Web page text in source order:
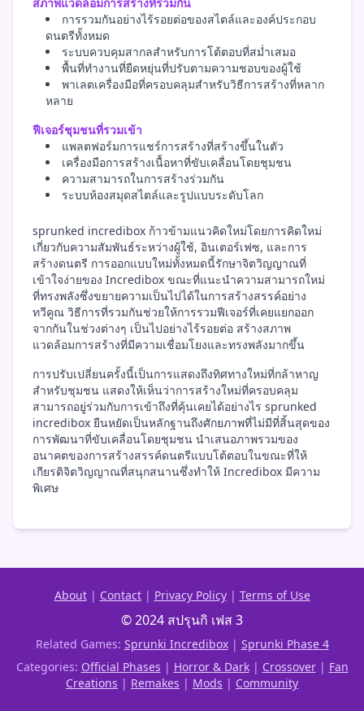
การรวมกันอย่างไร้รอยต่อของสไตล์และองค์ประกอบ
ดนตรีทั้งหมด
ระบบควบคุมสากลสำหรับการโต้ตอบที่สม่ำเสมอ
พื้นที่ทำงานที่ยืดหยุ่นที่ปรับตามความชอบของผู้ใช้
พาเลตเครื่องมือที่ครอบคลุมสำหรับวิธีการสร้างที่หลาก
หลาย
ฟีเจอร์ชุมชนที่รวมเข้า
แพลตฟอร์มการแชร์การสร้างที่สร้างขึ้นในตัว
เครื่องมือการสร้างเนื้อหาที่ขับเคลื่อนโดยชุมชน
ความสามารถในการสร้างร่วมกัน
ระบบห้องสมุดสไตล์และรูปแบบระดับโลก
sprunked incredibox ก้าวข้ามแนวคิดใหม่โดยการคิดใหม่
เกี่ยวกับความสัมพันธ์ระหว่างผู้ใช้, อินเตอร์เฟซ, และการ
สร้างดนตรี การออกแบบใหม่ทั้งหมดนี้รักษาจิตวิญญาณที่
เข้าใจง่ายของ Incredibox ขณะที่แนะนำความสามารถใหม่
ที่ทรงพลังซึ่งขยายความเป็นไปได้ในการสร้างสรรค์อย่าง
ทวีคูณ วิธีการที่รวมกันช่วยให้การรวมฟีเจอร์ที่เคยแยกออก
จากกันในช่วงต่างๆ เป็นไปอย่างไร้รอยต่อ สร้างสภาพ
แวดล้อมการสร้างที่มีความเชื่อมโยงและทรงพลังมากขึ้น
การปรับเปลี่ยนครั้งนี้เป็นการแสดงถึงทิศทางใหม่ที่กล้าหาญ
สำหรับชุมชน แสดงให้เห็นว่าการสร้างใหม่ที่ครอบคลุม
สามารถอยู่ร่วมกับการเข้าถึงที่คุ้นเคยได้อย่างไร sprunked
incredibox ยืนหยัดเป็นหลักฐานถึงศักยภาพที่ไม่มีที่สิ้นสุดของ
การพัฒนาที่ขับเคลื่อนโดยชุมชน นำเสนอภาพรวมของ
อนาคตของการสร้างสรรค์ดนตรีแบบโต้ตอบในขณะที่ให้
เกียรติจิตวิญญาณที่สนุกสนานซึ่งทำให้ Incredibox มีความ
พิเศษ
About| Contact| Privacy Policy| Terms of Use
© 2024 สปรุนกิ เฟส 3
Related Games: Sprunki Incredibox| Sprunki Phase 4
Categories: Official Phases | Horror & Dark| Crossover| Fan
Creations | Remakes | Mods | Community